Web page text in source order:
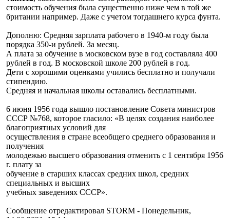
стоимость обучения была существенно ниже чем в той же
британии например. Даже с учетом тогдашнего курса фунта.
Дополню: Средняя зарплата рабочего в 1940-м году была
порядка 350-и рублей. За месяц.
А плата за обучение в московском вузе в год составляла 400
рублей в год. В московской школе 200 рублей в год.
Дети с хорошими оценками учились бесплатно и получали
стипендию.
Средняя и начальная школы оставались бесплатными.
6 июня 1956 года вышло постановление Совета министров
СССР №768, которое гласило: «В целях создания наиболее
благоприятных условий для
осуществления в стране всеобщего среднего образования и
получения
молодежью высшего образования отменить с 1 сентября 1956
г. плату за
обучение в старших классах средних школ, средних
специальных и высших
учебных заведениях СССР».
Сообщение отредактировал STORM - Понедельник,